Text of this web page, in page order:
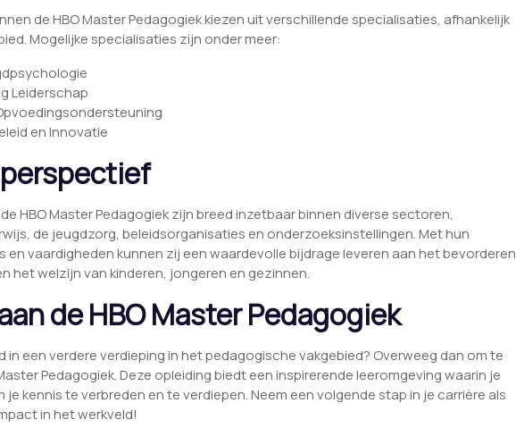
de HBO Master Pedagogiek kiezen uit verschillende specialisaties, afhankelijk
Mogelijke specialisaties zijn onder meer:
Leiderschap
en Innovatie
HBO Master Pedagogiek zijn breed inzetbaar binnen diverse sectoren,
de jeugdzorg, beleidsorganisaties en onderzoeksinstellingen. Met hun
en vaardigheden kunnen zij een waardevolle bijdrage leveren aan het bevorderen
het welzijn van kinderen, jongeren en gezinnen.
de HBO Master Pedagogiek
in een verdere verdieping in het pedagogische vakgebied? Overweeg dan om te
Pedagogiek. Deze opleiding biedt een inspirerende leeromgeving waarin je
kennis te verbreden en te verdiepen. Neem een volgende stap in je carrière als
in het werkveld!